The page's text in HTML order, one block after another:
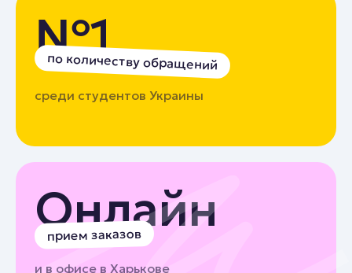
№1
по количеству обращений
среди студентов Украины
Онлайн
прием заказов
и в офисе в Харькове